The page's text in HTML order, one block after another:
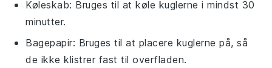
Køleskab: Bruges til at køle kuglerne i mindst 30
minutter.
Bagepapir: Bruges til at placere kuglerne på, så
de ikke klistrer fast til overfladen.